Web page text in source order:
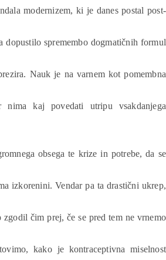
modernizem, ki je danes postal post-
dopustilo spremembo dogmatičnih formul
Nauk je na varnem kot pomembna
nima kaj povedati utripu vsakdanjega
obsega te krize in potrebe, da se
izkorenini. Vendar pa ta drastični ukrep,
zgodil čim prej, če se pred tem ne vrnemo
kako je kontraceptivna miselnost